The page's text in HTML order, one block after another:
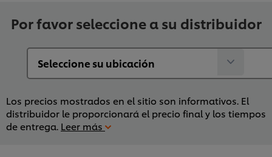
Por favor seleccione a su distribuidor
Los precios mostrados en el sitio son informativos. El
distribuidor le proporcionará el precio final y los tiempos
de entrega. Leer más